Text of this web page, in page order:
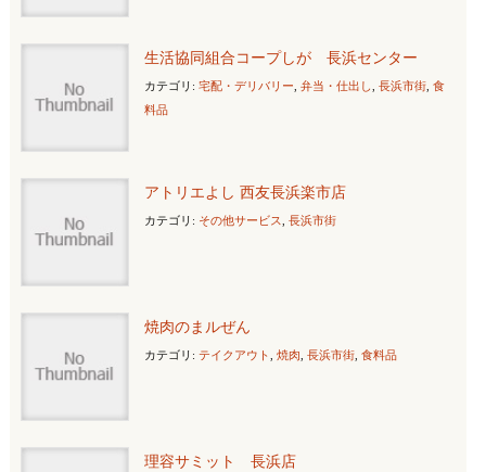
生活協同組合コープしが 長浜センター
カテゴリ: 宅配・デリバリー 弁当・仕出し 長浜市街, 食
料品
アトリエよし 西友長浜楽市店
カテゴリ: その他サービス 長浜市街
焼肉のまルぜん
カテゴリ: テイクアウト 焼肉 長浜市街, 食料品
理容サミット 長浜店